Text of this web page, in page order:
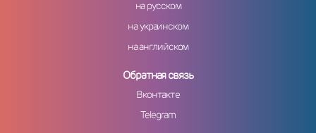
на русском
на украинском
на английском
Обратная связь
Вконтакте
Telegram